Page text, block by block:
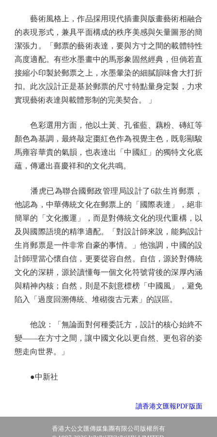
藝術風格上，作品採用現代插畫與版畫藝術相融合
的表現形式，兼具平面構成的秩序美感與矢量圖形的簡
潔張力。「郵票的藝術表達，要與方寸之間的載體特性
高度適配。有些水墨畫中的馬形象固然經典，但倘若直
接縮小印製於郵票之上，水墨暈染的細膩韻味會大打折
扣。此次設計正是基於郵票的尺寸特點量身定製，力求
實現藝術表達與載體形制的完美契合。 」
色彩選用方面，他以土黃、孔雀藍、藕粉、磚紅等
顏色為基調，最終敲定棗紅色作為視覺主色，既彰顯駿
馬雍容華貴的氣韻，也表達出「中國紅」的獨特文化底
蘊，傳遞出喜慶祥和的文化共鳴。
潘虎已為聯合國郵政管理局設計了6款生肖郵票，
他認為，中華傳統文化在郵票上的「國際表達」，絕非
簡單的「文化搬運」，而是對傳統文化的現代重構，以
及與國際語境的精準適配。「對設計師來說，能夠設計
生肖郵票是一件非常自豪的事情。」他強調，中國的設
計師理當心懷自信，更要從容自然。自信，源於對傳統
文化的深耕，源於讀懂每一個文化符號背後的深厚內涵
與精神內核；自然，則是不刻意標榜「中國風」，避免
陷入「過度回溯傳統、堆砌復古元素」的誤區。
他說：「無論面對何種委託方，設計的核心始終不
變——在方寸之間，讓中國文化以更自然、更包容的姿
態走向世界。」
●中新社
讀香港文匯報PDF版面
香港大公文匯傳媒集團有限公司版權所有